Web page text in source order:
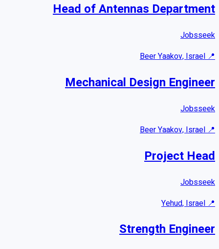
Head of Antennas Department
Jobsseek
📍
Beer Yaakov, Israel
Mechanical Design Engineer
Jobsseek
📍
Beer Yaakov, Israel
Project Head
Jobsseek
📍
Yehud, Israel
Strength Engineer